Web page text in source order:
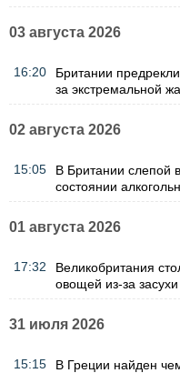
03 августа 2026
16:20
Британии
за экстремальной
02 августа 2026
15:05
В Британии слепой
состоянии
01 августа 2026
17:32
Великобритания
овощей из-за
31 июля 2026
15:15
В Греции найден